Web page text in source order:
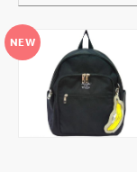
NEW